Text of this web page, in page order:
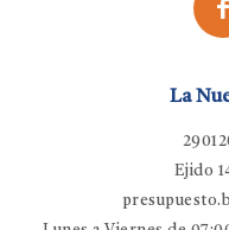
La
Ejido
